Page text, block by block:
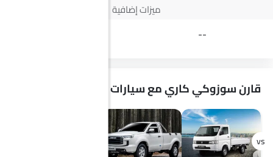
ميزات إضافية
--
قارن سوزوكي كاري مع سيارات مشابهة